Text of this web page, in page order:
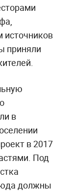
источников
приняли
в
в 2017
Под
должны